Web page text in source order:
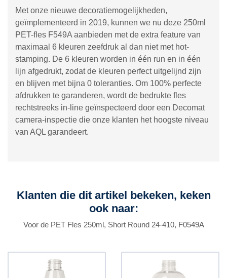
Met onze nieuwe decoratiemogelijkheden,
geïmplementeerd in 2019, kunnen we nu deze 250ml
PET-fles F549A aanbieden met de extra feature van
maximaal 6 kleuren zeefdruk al dan niet met hot-
stamping. De 6 kleuren worden in één run en in één
lijn afgedrukt, zodat de kleuren perfect uitgelijnd zijn
en blijven met bijna 0 toleranties. Om 100% perfecte
afdrukken te garanderen, wordt de bedrukte fles
rechtstreeks in-line geïnspecteerd door een Decomat
camera-inspectie die onze klanten het hoogste niveau
van AQL garandeert.
Klanten die dit artikel bekeken, keken
ook naar:
Voor de PET Fles 250ml, Short Round 24-410, F0549A